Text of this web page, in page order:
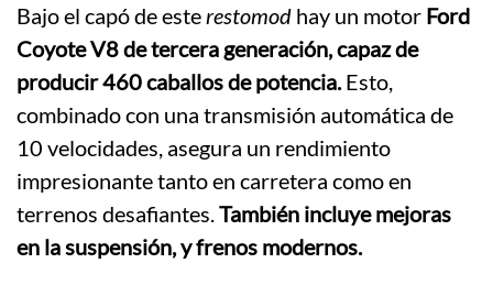
Bajo el capó de este restomod hay un motor Ford
Coyote V8 de tercera generación, capaz de
producir 460 caballos de potencia. Esto,
combinado con una transmisión automática de
10 velocidades, asegura un rendimiento
impresionante tanto en carretera como en
terrenos desafiantes. También incluye mejoras
en la suspensión, y frenos modernos.